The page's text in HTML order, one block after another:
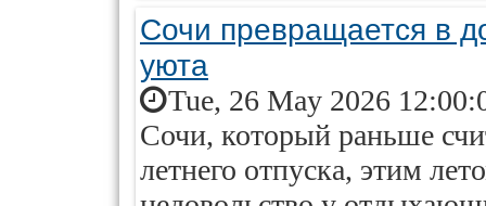
Сочи превращается в
уюта
Tue, 26 May 2026
Сочи, который раньше
летнего отпуска, этим